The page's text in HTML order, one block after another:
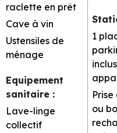
raclette en prêt
Cave à vin
Ustensiles de
ménage
Equipement
sanitaire :
Lave-linge
collectif
1
ou